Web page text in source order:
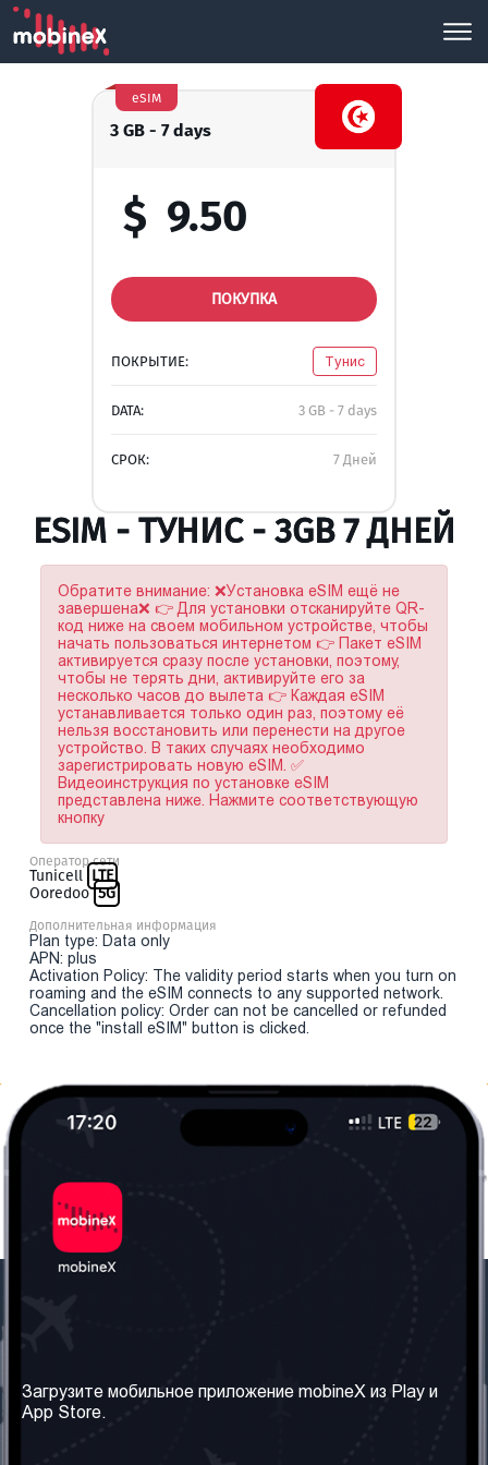
3 GB - 7 days
eSIM
$ 9.50
ПОКУПКА
ПОКРЫТИЕ: Тунис
DATA: 3 GB - 7 days
СРОК: 7 Дней
ESIM - ТУНИС - 3GB 7 ДНЕЙ
Обратите внимание: ❌Установка eSIM ещё не
завершена❌ 👉 Для установки отсканируйте QR-
код ниже на своем мобильном устройстве, чтобы
начать пользоваться интернетом 👉 Пакет eSIM
активируется сразу после установки, поэтому,
чтобы не терять дни, активируйте его за
несколько часов до вылета 👉 Каждая eSIM
устанавливается только один раз, поэтому её
нельзя восстановить или перенести на другое
устройство. В таких случаях необходимо
зарегистрировать новую eSIM. ✅
Видеоинструкция по установке eSIM
представлена ниже. Нажмите соответствующую
кнопку
Оператор сети
Tunicell LTE
Ooredoo 5G
Дополнительная информация
Plan type: Data only
APN: plus
Activation Policy: The validity period starts when you turn on
roaming and the eSIM connects to any supported network.
Cancellation policy: Order can not be cancelled or refunded
once the "install eSIM" button is clicked.
Наши сервисы
Правила и Условия
Загрузите мобильное приложение mobineX из Play и
App Store.